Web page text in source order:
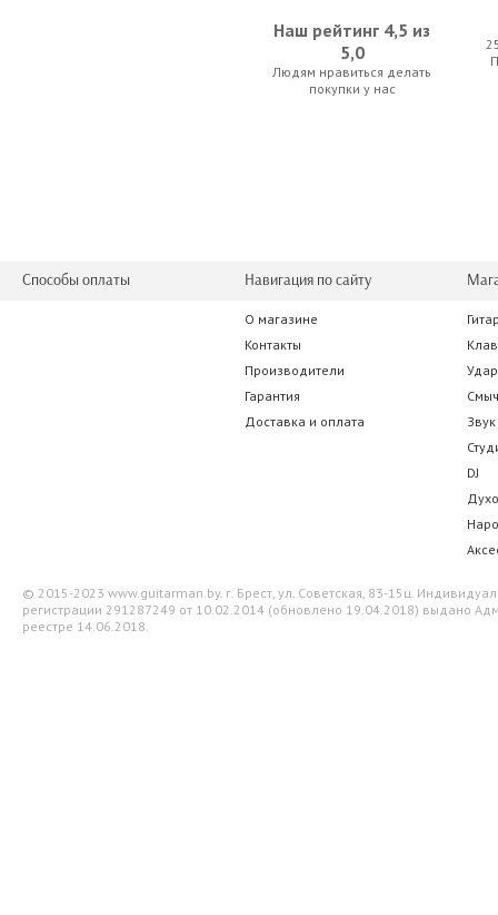
Yamaha L-125 B
770.00 р.
Maxtone
Наш рейтинг 4,5 из
5,0
Людям нравиться делать
покупки у нас
Способы оплаты Навигация по сайту
О магазине
Контакты
Производители
Гарантия
Доставка и оплата
Звук
DJ
© 2015-2023 www.guitarman.by. г. Брест, ул. Советская, 83-15ц.
регистрации 291287249 от 10.02.2014 (обновлено 19.04.2018) выдано
реестре 14.06.2018.